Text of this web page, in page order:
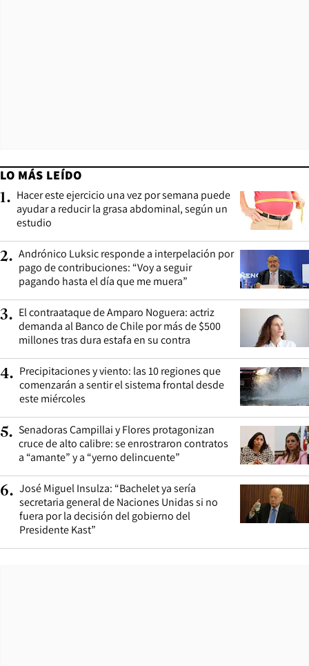
LO MÁS LEÍDO
1. Hacer este ejercicio una vez por semana puede
ayudar a reducir la grasa abdominal, según un
estudio
2. Andrónico Luksic responde a interpelación por
pago de contribuciones: “Voy a seguir
pagando hasta el día que me muera”
3. El contraataque de Amparo Noguera: actriz
demanda al Banco de Chile por más de $500
millones tras dura estafa en su contra
4. Precipitaciones y viento: las 10 regiones que
comenzarán a sentir el sistema frontal desde
este miércoles
5. Senadoras Campillai y Flores protagonizan
cruce de alto calibre: se enrostraron contratos
a “amante” y a “yerno delincuente”
6. José Miguel Insulza: “Bachelet ya sería
secretaria general de Naciones Unidas si no
fuera por la decisión del gobierno del
Presidente Kast”